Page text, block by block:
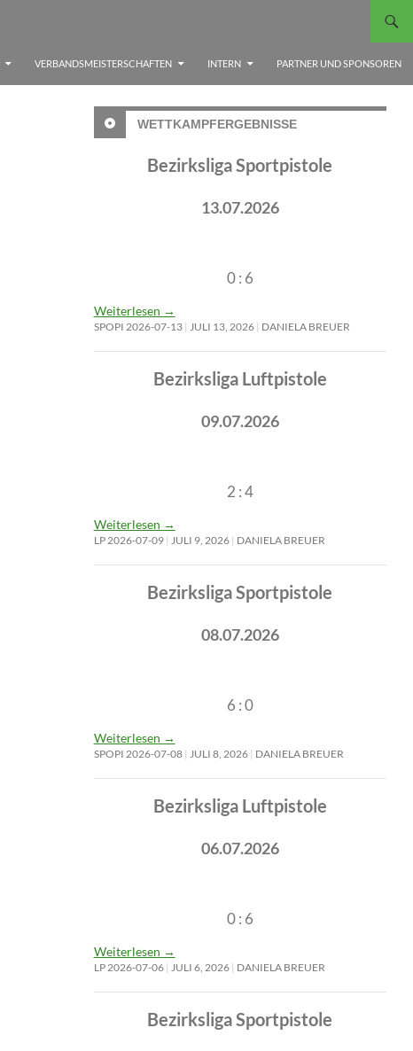
VERBANDSMEISTERSCHAFTEN INTERN PARTNER UND SPONSOREN
WETTKAMPFERGEBNISSE
Bezirksliga Sportpistole
13.07.2026
0 : 6
Weiterlesen →
SPOPI 2026-07-13 JULI 13, 2026 DANIELA BREUER
Bezirksliga Luftpistole
09.07.2026
2 : 4
Weiterlesen →
LP 2026-07-09 JULI 9, 2026 DANIELA BREUER
Bezirksliga Sportpistole
08.07.2026
6 : 0
Weiterlesen →
SPOPI 2026-07-08 JULI 8, 2026 DANIELA BREUER
Bezirksliga Luftpistole
06.07.2026
0 : 6
Weiterlesen →
LP 2026-07-06 JULI 6, 2026 DANIELA BREUER
Bezirksliga Sportpistole